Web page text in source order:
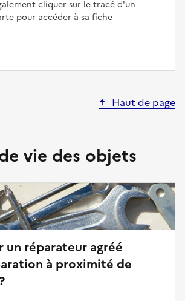
cliquer sur le tracé d'un
pour accéder à sa fiche
Haut de page
vie des objets
un réparateur agréé
à proximité de